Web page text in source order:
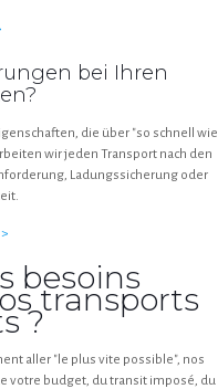
bei Ihren
die über "so schnell wie
wir jeden Transport nach den
Ladungssicherung oder
besoins
transports
?
aller "le plus vite possible", nos
votre budget, du transit imposé, du